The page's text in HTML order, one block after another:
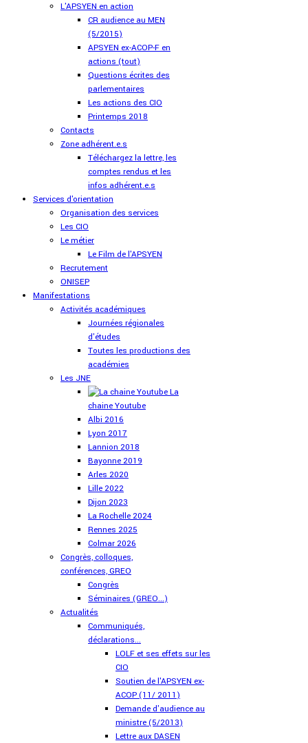
L'APSYEN en action
CR audience au MEN
(5/2015)
APSYEN ex-ACOP-F en
actions (tout)
Questions écrites des
parlementaires
Les actions des CIO
Printemps 2018
Contacts
Zone adhérent.e.s
Téléchargez la lettre, les
comptes rendus et les
infos adhérent.e.s
Services d'orientation
Organisation des services
Les CIO
Le métier
Le Film de l'APSYEN
Recrutement
ONISEP
Manifestations
Activités académiques
Journées régionales
d'études
Toutes les productions des
académies
Les JNE
La
chaine Youtube
Albi 2016
Lyon 2017
Lannion 2018
Bayonne 2019
Arles 2020
Lille 2022
Dijon 2023
La Rochelle 2024
Rennes 2025
Colmar 2026
Congrès, colloques,
conférences, GREO
Congrès
Séminaires (GREO...)
Actualités
Communiqués,
déclarations...
LOLF et ses effets sur les
CIO
Soutien de l'APSYEN ex-
ACOP (11/ 2011)
Demande d'audience au
ministre (5/2013)
Lettre aux DASEN